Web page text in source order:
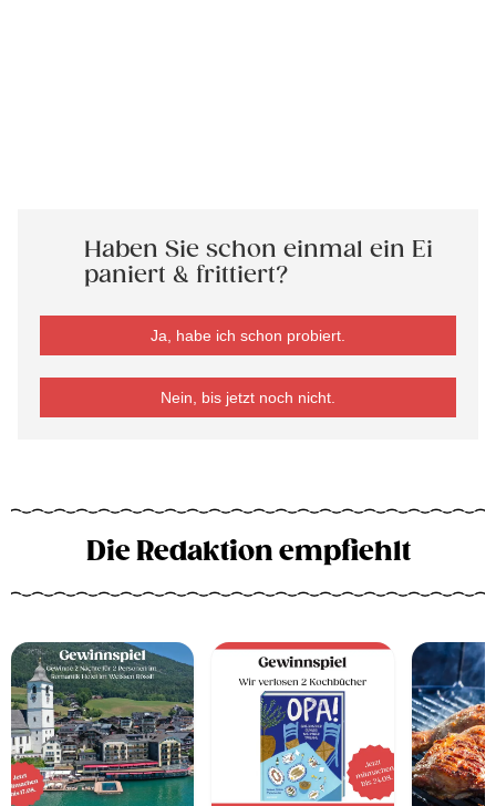
Haben Sie schon einmal ein Ei
paniert & frittiert?
Ja, habe ich schon probiert.
Nein, bis jetzt noch nicht.
Die Redaktion empfiehlt